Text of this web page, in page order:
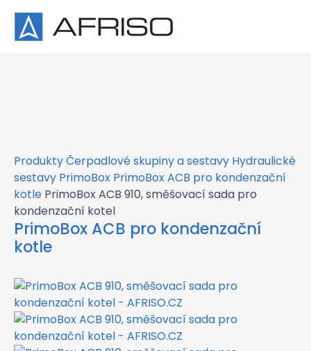
×
ProduktyČerpadlové skupiny a sestavy Hydraulické
sestavy PrimoBox PrimoBox ACB pro kondenzační
kotle PrimoBox ACB 910, směšovací sada pro
kondenzační kotel
PrimoBox ACB pro kondenzační
kotle